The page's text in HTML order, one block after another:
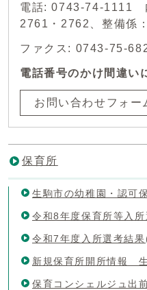
電話: 0743-74-1111
2761・2762、整備係
ファクス: 0743-75-
電話番号のかけ間違い
お問い合わせフォー
保育所
生駒市の幼稚園・認可
令和8年度保育所等入所
令和7年度入所選考結
新規保育所開所情報
保育コンシェルジュ出